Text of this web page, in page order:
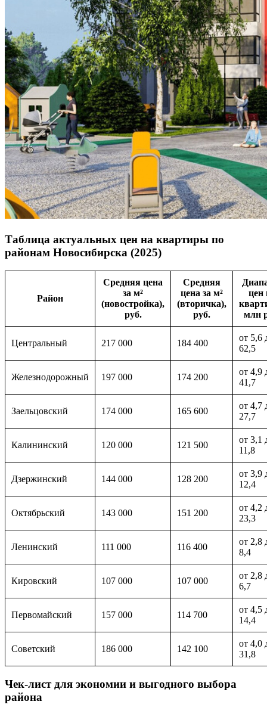
Таблица актуальных цен на квартиры по
районам Новосибирска (2025)
Район
Средняя цена
за м²
(новостройка),
руб.
Средняя
цена за м²
(вторичка),
руб.
цен
млн
Центральный 217 000 184 400
от 5,6
62,5
Железнодорожный 197 000 174 200
от 4,9
41,7
Заельцовский 174 000 165 600
от 4,7
27,7
Калининский 120 000 121 500
от 3,1
11,8
Дзержинский 144 000 128 200
от 3,9
12,4
Октябрьский 143 000 151 200
от 4,2
23,3
Ленинский 111 000 116 400
от 2,8
8,4
Кировский 107 000 107 000
от 2,8
6,7
Первомайский 157 000 114 700
от 4,5
14,4
Советский 186 000 142 100
от 4,0
31,8
Чек-лист для экономии и выгодного выбора
района